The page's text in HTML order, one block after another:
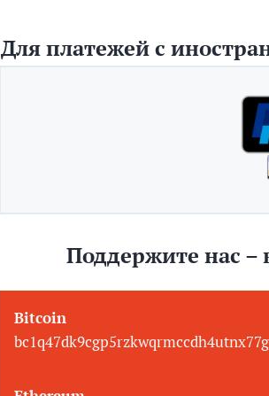
Для платежей с
Поддержите нас –
Bitcoin